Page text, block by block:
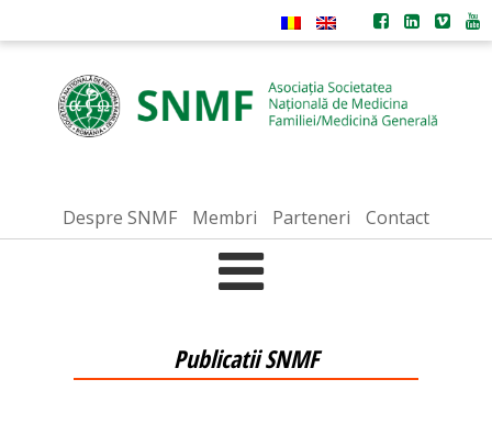
Despre SNMF Membri Parteneri Contact
Publicatii SNMF